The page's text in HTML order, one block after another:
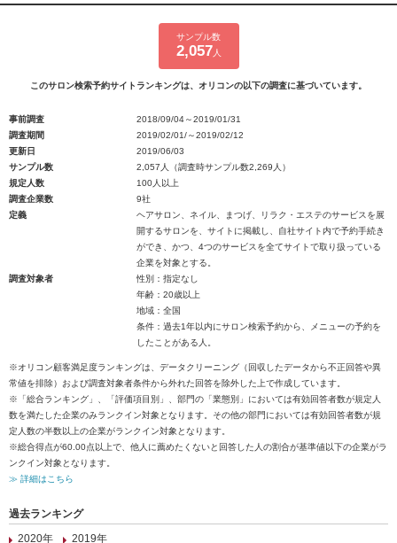
サンプル数
2,057 人
このサロン検索予約サイトランキングは、オリコンの以下の調査に基づいています。
事前調査
2018/09/04～2019/01/31
調査期間
2019/02/01/～2019/02/12
更新日
2019/06/03
サンプル数
2,057人（調査時サンプル数2,269人）
規定人数
100人以上
調査企業数
9社
定義
ヘアサロン、ネイル、まつげ、リラク・エステのサービスを展
開するサロンを、サイトに掲載し、自社サイト内で予約手続き
ができ、かつ、4つのサービスを全てサイトで取り扱っている
企業を対象とする。
調査対象者
性別：指定なし
年齢：20歳以上
地域：全国
条件：過去1年以内にサロン検索予約から、メニューの予約を
したことがある人。
※オリコン顧客満足度ランキングは、データクリーニング（回収したデータから不正回答や異
常値を排除）および調査対象者条件から外れた回答を除外した上で作成しています。
※「総合ランキング」、「評価項目別」、部門の「業態別」においては有効回答者数が規定人
数を満たした企業のみランクイン対象となります。その他の部門においては有効回答者数が規
定人数の半数以上の企業がランクイン対象となります。
※総合得点が60.00点以上で、他人に薦めたくないと回答した人の割合が基準値以下の企業がラ
ンクイン対象となります。
≫ 詳細はこちら
過去ランキング
2020年
2019年